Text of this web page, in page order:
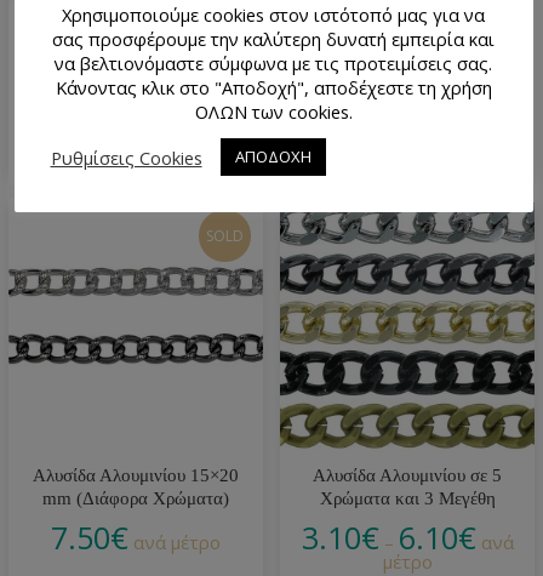
Αλυσίδα Αλουμινίου 9×14 mm
(Διάφορα Χρώματα)
ανά μέτρο
Αλυσίδα Αλουμινίου 7×10 mm
(Διάφορα Χρώματα)
2.80
SOLD
Αλυσίδα Αλουμινίου 15×20
mm (Διάφορα Χρώματα)
7.50€ ανά μέτρο
Αλυσίδα Αλουμινίου σε 5
Χρώματα και 3 Μεγέθη
3.10€ – 6.10€ ανά
μέτρο
Χρησιμοποιούμε cookies στον ιστότοπό μας για να
σας προσφέρουμε την καλύτερη δυνατή εμπειρία και
να βελτιονόμαστε σύμφωνα με τις προτειμίσεις σας.
Κάνοντας κλικ στο "Αποδοχή", αποδέχεστε τη χρήση
ΟΛΩΝ των cookies.
Ρυθμίσεις Cookies
ΑΠΟΔΟΧΗ